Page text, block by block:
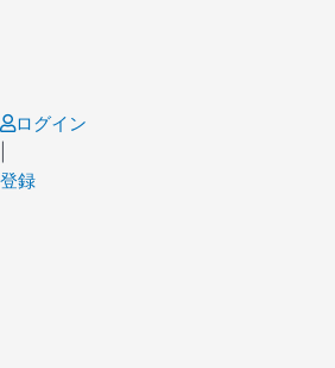
ログイン
登録